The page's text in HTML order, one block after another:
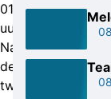
01.20
uur.
Na
de
tweede